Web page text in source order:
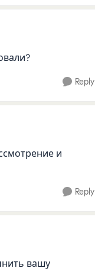
Reply
и
Reply
вашу